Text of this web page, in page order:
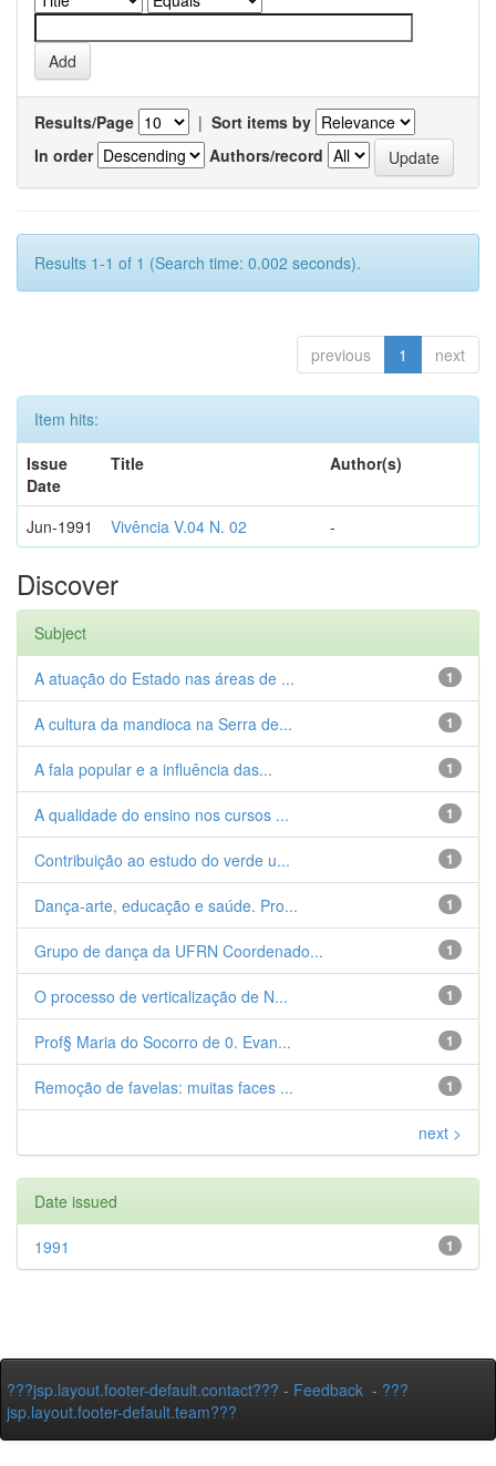
Results/Page | Sort items by
In order
Authors/record
Results 1-1 of 1 (Search time: 0.002 seconds).
previous 1 next
Item hits:
Issue
Date
Title Author(s)
Jun-1991 Vivência V.04 N. 02 -
Discover
Subject
1
A atuação do Estado nas áreas de ...
1
A cultura da mandioca na Serra de...
1
A fala popular e a influência das...
1
A qualidade do ensino nos cursos ...
1
Contribuição ao estudo do verde u...
1
Dança-arte, educação e saúde. Pro...
1
Grupo de dança da UFRN Coordenado...
1
O processo de verticalização de N...
1
Prof§ Maria do Socorro de 0. Evan...
1
Remoção de favelas: muitas faces ...
next >
Date issued
1
1991
???jsp.layout.footer-default.contact??? - Feedback - ???
jsp.layout.footer-default.team???